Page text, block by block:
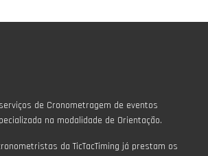
de Cronometragem de eventos
na modalidade de Orientação.
da TicTacTiming já prestam os